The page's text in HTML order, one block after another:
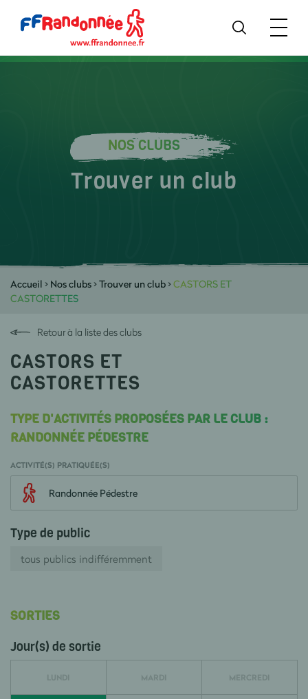
NOS CLUBS
Trouver un club
Accueil > Nos clubs>Trouver un club>CASTORS ET
CASTORETTES
Retour à la liste des clubs
CASTORS ET
CASTORETTES
TYPE D'ACTIVITÉS PROPOSÉES PAR LE CLUB :
RANDONNÉE PÉDESTRE
ACTIVITÉ(S) PRATIQUÉE(S)
Randonnée Pédestre
Type de public
tous publics indifféremment
SORTIES
Jour(s) de sortie
LUNDI MARDI MERCREDI